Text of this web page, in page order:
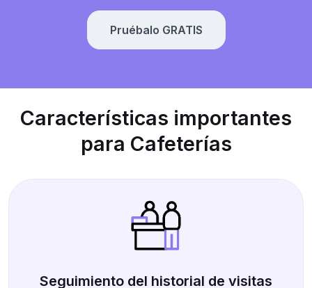
Pruébalo GRATIS
Características importantes
para Cafeterías
Seguimiento del historial de visitas